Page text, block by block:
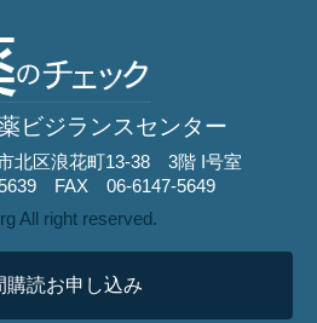
ビジランスセンター
北区浪花町13-38 3階 I号室
FAX 06-6147-5649
All right reserved.
購読お申し込み